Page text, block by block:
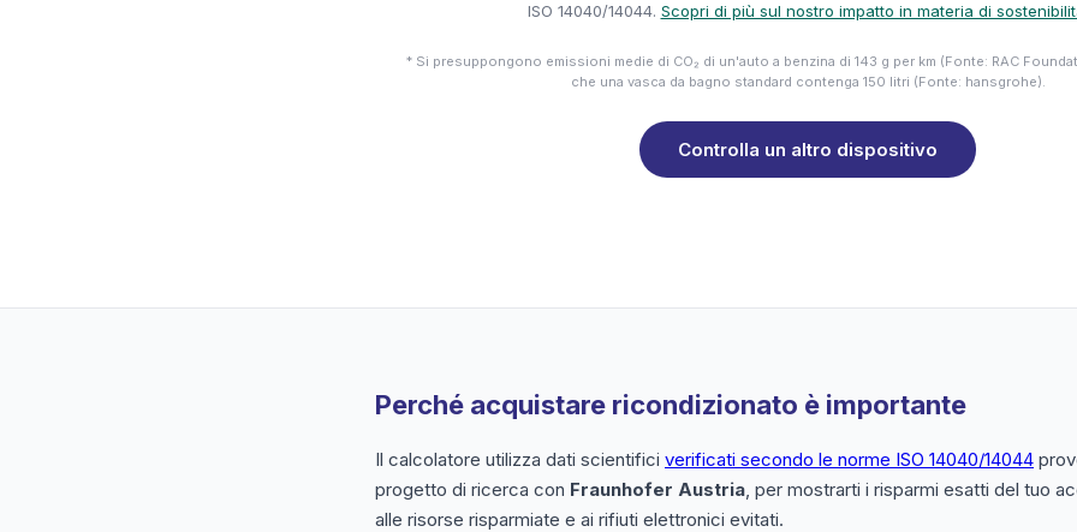
ISO 14040/14044. Scopri di più sul nostro impatto in materia di
* Si presuppongono emissioni medie di CO₂ di un'auto a benzina di 143 g per km (Fonte: RAC
che una vasca da bagno standard contenga 150 litri (Fonte: hansgrohe).
Controlla un altro dispositivo
Perché acquistare ricondizionato è importante
Il calcolatore utilizza dati scientifici verificati secondo le norme ISO 14040/14044
progetto di ricerca con Fraunhofer Austria, per mostrarti i risparmi esatti del tuo
alle risorse risparmiate e ai rifiuti elettronici evitati.